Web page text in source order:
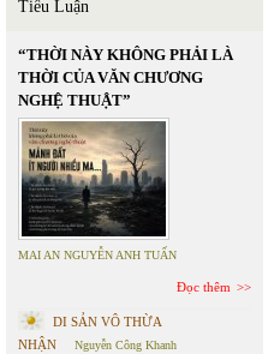
Tiểu Luận
“THỜI NÀY KHÔNG PHẢI LÀ
THỜI CỦA VĂN CHƯƠNG
NGHỆ THUẬT”
MAI AN NGUYỄN ANH TUẤN
Đọc thêm
DI SẢN VÔ THỪA
NHẬN
Nguyễn Công Khanh